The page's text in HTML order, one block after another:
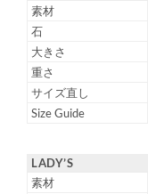
素材
石
大きさ
重さ
サイズ直し
Size Guide
LADY’S
素材